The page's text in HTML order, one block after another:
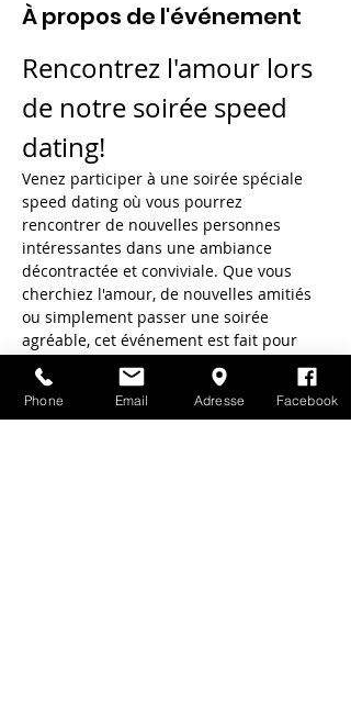
À propos de l'événement
Rencontrez l'amour lors
de notre soirée speed
dating!
Venez participer à une soirée spéciale
speed dating où vous pourrez
rencontrer de nouvelles personnes
intéressantes dans une ambiance
décontractée et conviviale. Que vous
cherchiez l'amour, de nouvelles amitiés
ou simplement passer une soirée
agréable, cet événement est fait pour
vous!
Profitez de courtes rencontres qui
pourraient bien changer votre vie. Qui
Phone Email Adresse Facebook